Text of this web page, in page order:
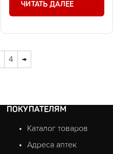
ЧИТАТЬ ДАЛЕЕ
4 →
ПОКУПАТЕЛЯМ
Каталог товаров
Адреса аптек